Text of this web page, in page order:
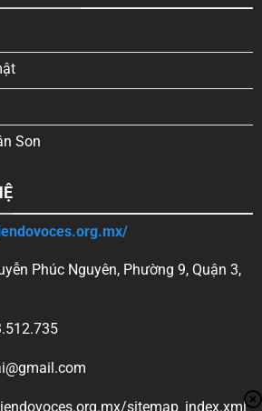
Son
Phúc Nguyên, Phường 9, Quận 3,
sitemap_index.xml